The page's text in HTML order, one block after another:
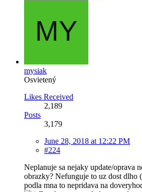
mysiak
Osvietený
Likes Received
2,189
Posts
3,179
June 28, 2018 at 12:22 PM
#224
Neplanuje sa nejaky update/oprava
obrazky? Nefunguje to uz dost dlho
podla mna to nepridava na